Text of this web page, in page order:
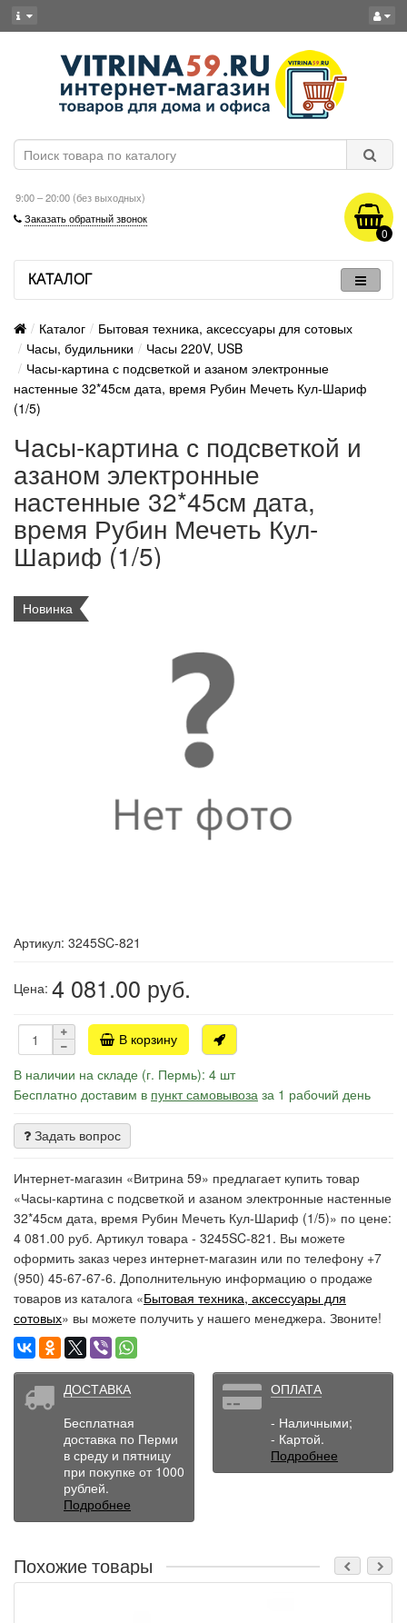
9:00 – 20:00 (без выходных)
Заказать обратный звонок
0
КАТАЛОГ
Каталог
Бытовая техника, аксессуары для сотовых
Часы, будильники
Часы 220V, USB
Часы-картина с подсветкой и азаном электронные
настенные 32*45см дата, время Рубин Мечеть Кул-Шариф
(1/5)
Часы-картина с подсветкой и
азаном электронные
настенные 32*45см дата,
время Рубин Мечеть Кул-
Шариф (1/5)
Новинка
Артикул: 3245SC-821
Цена: 4 081.00 руб.
В корзину
В наличии на складе (г. Пермь): 4 шт
Бесплатно доставим в пункт самовывоза за 1 рабочий день
Задать вопрос
Интернет-магазин «Витрина 59» предлагает купить товар
«Часы-картина с подсветкой и азаном электронные настенные
32*45см дата, время Рубин Мечеть Кул-Шариф (1/5)» по цене:
4 081.00 руб. Артикул товара - 3245SC-821. Вы можете
оформить заказ через интернет-магазин или по телефону +7
(950) 45-67-67-6. Дополнительную информацию о продаже
товаров из каталога «Бытовая техника, аксессуары для
сотовых» вы можете получить у нашего менеджера. Звоните!
ДОСТАВКА
Бесплатная
доставка по Перми
в среду и пятницу
при покупке от 1000
рублей.
Подробнее
ОПЛАТА
- Наличными;
- Картой.
Подробнее
Похожие товары